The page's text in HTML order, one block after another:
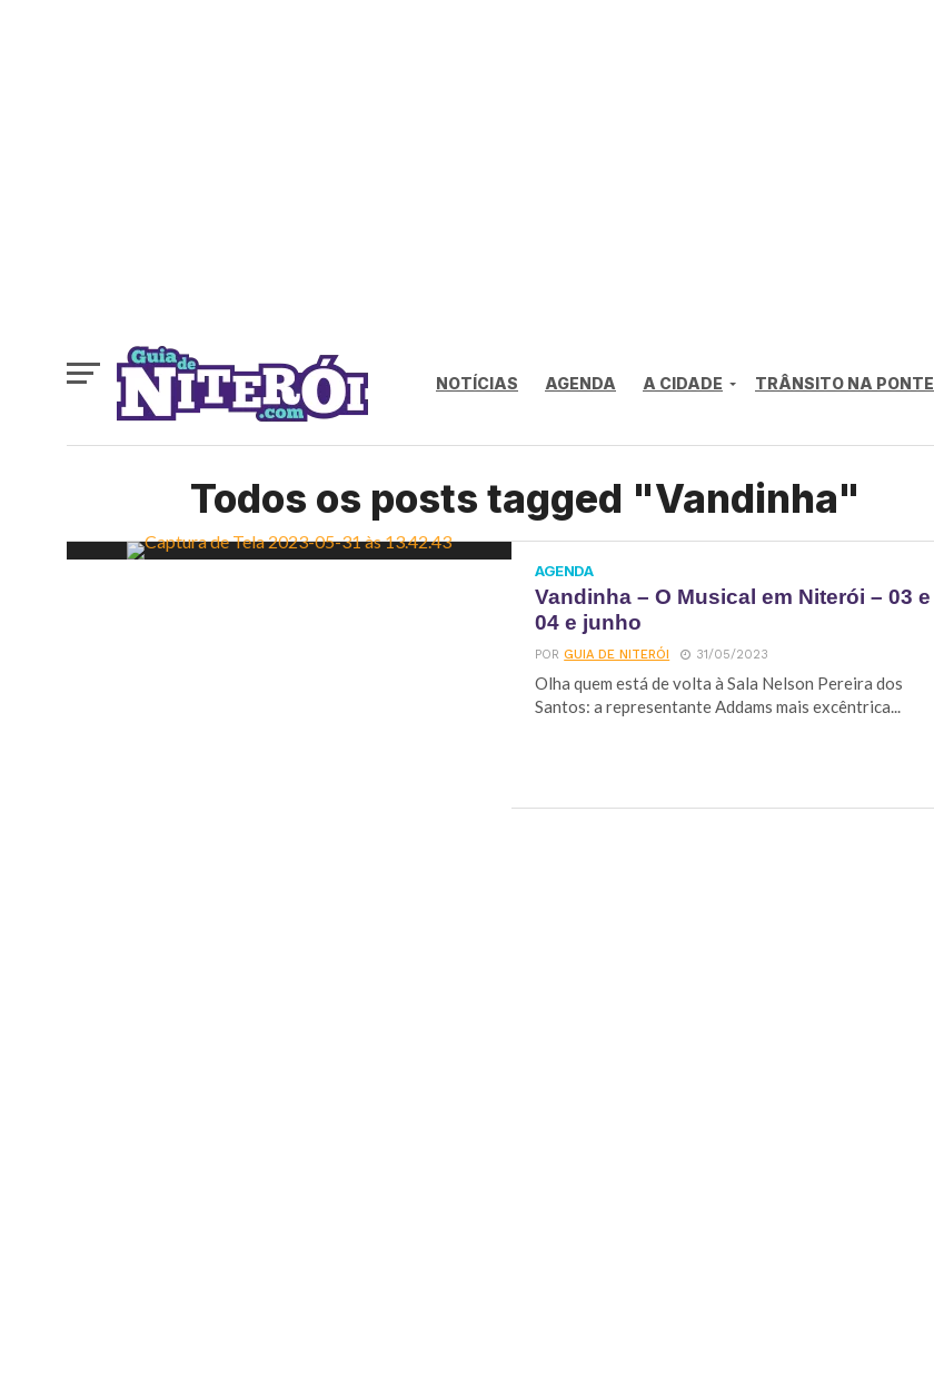
NOTÍCIAS AGENDA A CIDADE TRÂNSITO NA PONTE
Todos os posts tagged "Vandinha"
AGENDA
Vandinha – O Musical em Niterói – 03 e
04 e junho
PORGUIA DE NITERÓI 31/05/2023
Olha quem está de volta à Sala Nelson Pereira dos
Santos: a representante Addams mais excêntrica...